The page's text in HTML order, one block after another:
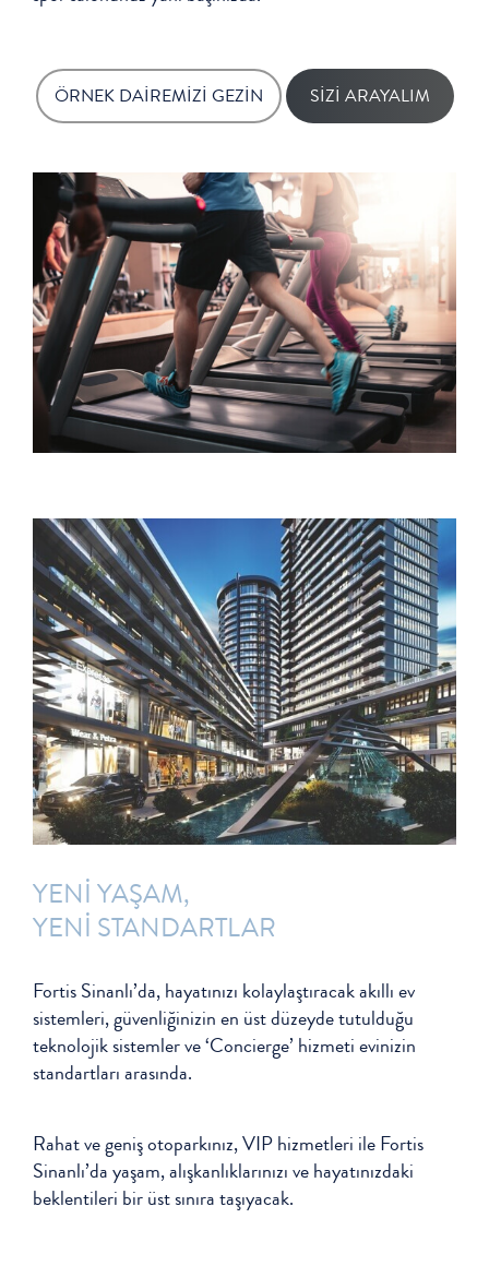
ÖRNEK DAİREMİZİ GEZİN SİZİ ARAYALIM
YENİ YAŞAM,
YENİ STANDARTLAR
Fortis Sinanlı’da, hayatınızı kolaylaştıracak akıllı ev
sistemleri, güvenliğinizin en üst düzeyde tutulduğu
teknolojik sistemler ve ‘Concierge’ hizmeti evinizin
standartları arasında.
Rahat ve geniş otoparkınız, VIP hizmetleri ile Fortis
Sinanlı’da yaşam, alışkanlıklarınızı ve hayatınızdaki
beklentileri bir üst sınıra taşıyacak.